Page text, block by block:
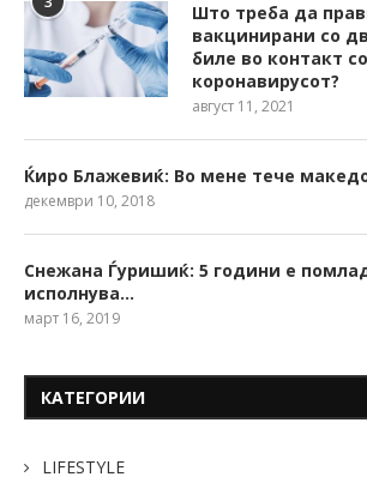
Што треба да
вакцинирани со
биле во контакт
коронавирусот?
август 11, 2021
Ќиро Блажевиќ: Во мене тече
декември 10, 2018
Снежана Ѓуришиќ: 5 години е
исполнува…
март 16, 2019
КАТЕГОРИИ
LIFESTYLE